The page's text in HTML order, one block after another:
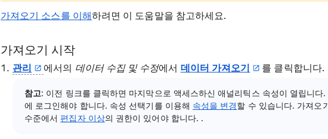
가져오기 소스를 이해하려면 이 도움말을 참고하세요.
가져오기 시작
관리 에서의 데이터 수집 및 수정에서 데이터 가져오기 를 클릭합니다.
참고: 이전 링크를 클릭하면 마지막으로 액세스하신 애널리틱스 속성이 열립니
에 로그인해야 합니다. 속성 선택기를 이용해 속성을 변경할 수 있습니다. 가져오
수준에서편집자 이상의 권한이 있어야 합니다. .